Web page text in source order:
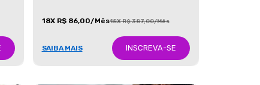
18X R$ 86,00/Mês18X R$ 387,00/Mês
SAIBA MAIS INSCREVA-SE